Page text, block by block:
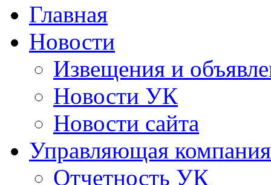
Главная
Новости
Извещения и
Новости УК
Новости сайта
Управляющая компания
Отчетность УК